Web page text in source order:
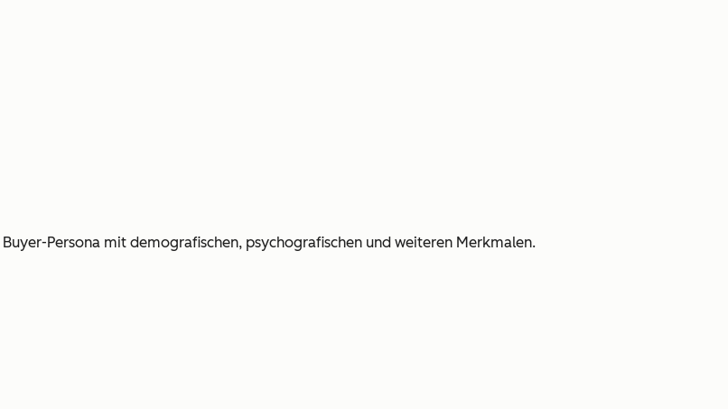
Persona mit demografischen, psychografischen und weiteren Merkmalen.